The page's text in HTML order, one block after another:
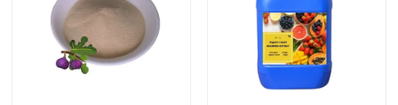
Controllo di qualità
Contattici